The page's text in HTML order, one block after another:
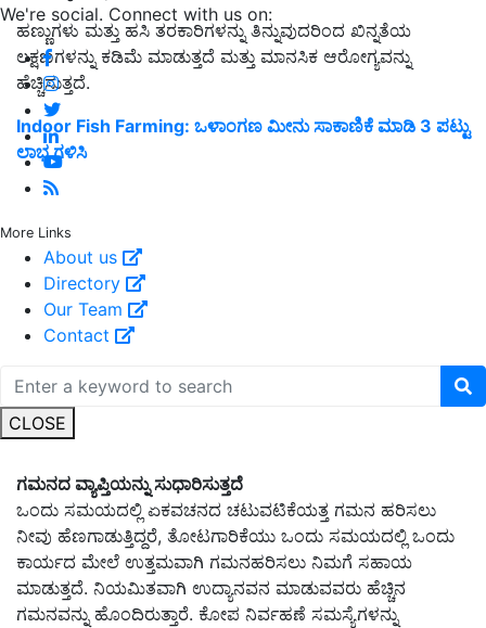
We're social. Connect with us on:
More Links
About us
Directory
Our Team
Contact
CLOSE
ಹಣ್ಣುಗಳು ಮತ್ತು ಹಸಿ ತರಕಾರಿಗಳನ್ನು ತಿನ್ನುವುದರಿಂದ ಖಿನ್ನತೆಯ
ಲಕ್ಷಣಗಳನ್ನು ಕಡಿಮೆ ಮಾಡುತ್ತದೆ ಮತ್ತು ಮಾನಸಿಕ ಆರೋಗ್ಯವನ್ನು
ಹೆಚ್ಚಿಸುತ್ತದೆ.
Indoor Fish Farming: ಒಳಾಂಗಣ ಮೀನು ಸಾಕಾಣಿಕೆ ಮಾಡಿ 3 ಪಟ್ಟು
ಲಾಭ ಗಳಿಸಿ
ಗಮನದ ವ್ಯಾಪ್ತಿಯನ್ನು ಸುಧಾರಿಸುತ್ತದೆ
ಒಂದು ಸಮಯದಲ್ಲಿ ಏಕವಚನದ ಚಟುವಟಿಕೆಯತ್ತ ಗಮನ ಹರಿಸಲು
ನೀವು ಹೆಣಗಾಡುತ್ತಿದ್ದರೆ, ತೋಟಗಾರಿಕೆಯು ಒಂದು ಸಮಯದಲ್ಲಿ ಒಂದು
ಕಾರ್ಯದ ಮೇಲೆ ಉತ್ತಮವಾಗಿ ಗಮನಹರಿಸಲು ನಿಮಗೆ ಸಹಾಯ
ಮಾಡುತ್ತದೆ. ನಿಯಮಿತವಾಗಿ ಉದ್ಯಾನವನ ಮಾಡುವವರು ಹೆಚ್ಚಿನ
ಗಮನವನ್ನು ಹೊಂದಿರುತ್ತಾರೆ. ಕೋಪ ನಿರ್ವಹಣೆ ಸಮಸ್ಯೆಗಳನ್ನು